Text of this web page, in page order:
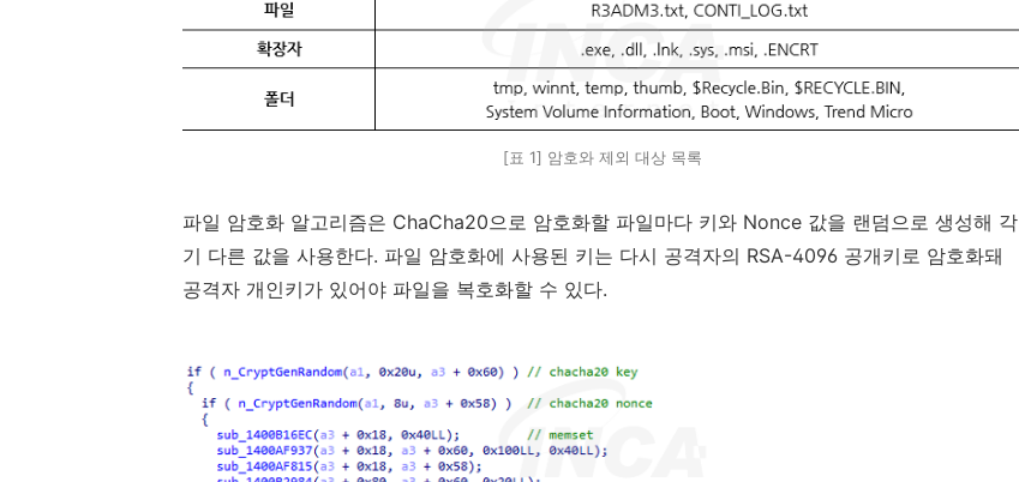
[표 1] 암호와 제외 대상 목록
파일 암호화 알고리즘은 ChaCha20으로 암호화할 파일마다 키와 Nonce 값을 랜덤으로 생성해 각
기 다른 값을 사용한다. 파일 암호화에 사용된 키는 다시 공격자의 RSA-4096 공개키로 암호화돼
공격자 개인키가 있어야 파일을 복호화할 수 있다.